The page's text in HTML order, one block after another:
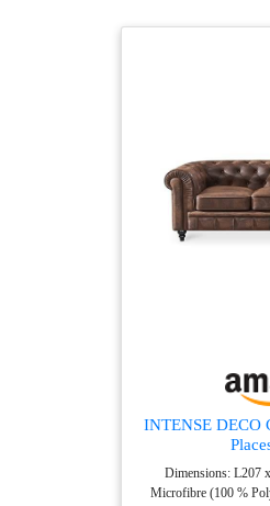
INTENSE DECO
Dimensions: L207
Microfibre (100 %